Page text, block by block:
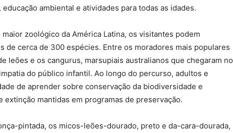
ambiental e atividades para todas as idades.
zoológico da América Latina, os visitantes podem
de cerca de 300 espécies. Entre os moradores mais populares
leões e os cangurus, marsupiais australianos que chegaram no
do público infantil. Ao longo do percurso, adultos e
de aprender sobre conservação da biodiversidade e
extinção mantidas em programas de preservação.
pintada, os micos-leões-dourado, preto e da-cara-dourada,